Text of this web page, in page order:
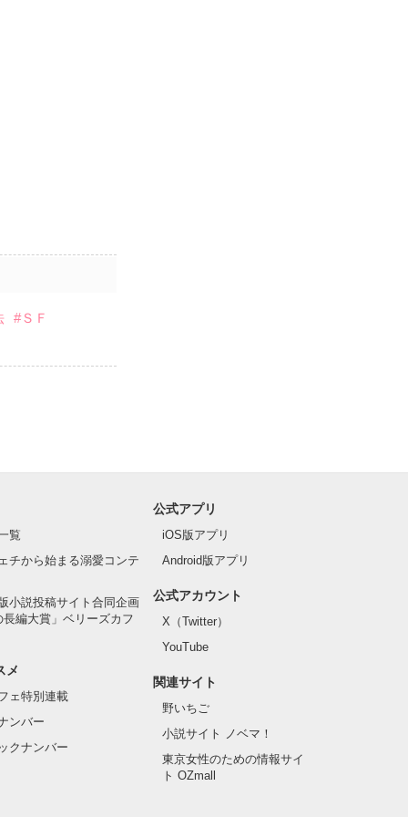
#ＳＦ
覧
チから始まる溺愛コンテ
小説投稿サイト合同企画
長編大賞」ベリーズカフ
メ
ェ特別連載
ンバー
クナンバー
公式アプリ
iOS版アプリ
Android版アプリ
公式アカウント
X（Twitter）
YouTube
関連サイト
野いちご
小説サイト ノベマ！
東京女性のための情報サイ
ト OZmall